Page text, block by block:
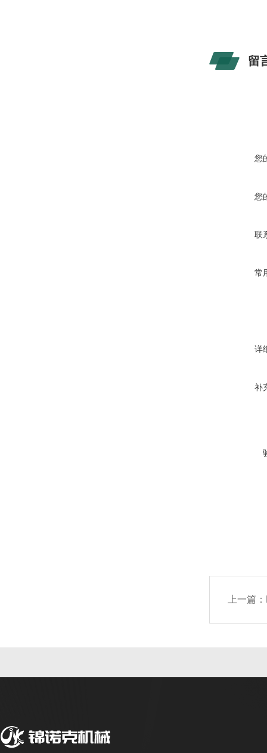
留
您
您
联
常
详
补
上一篇：